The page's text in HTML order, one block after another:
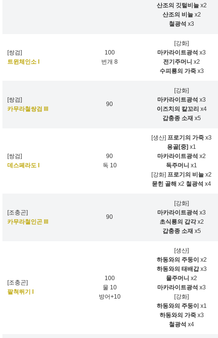
산조의 깃털비늘x2
산조의 비늘x2
철광석 x3
[쌍검]
트윈체인소 I
100
번개 8
[강화]
마카라이트광석 x3
전기주머니 x2
수피룡의 가죽x3
[쌍검]
카무라철쌍검 III
90
[강화]
마카라이트광석 x3
이즈치의 칼꼬리 x4
갑충종 소재 x5
[쌍검]
데스페라도 I
90
독 10
[생산] 프로기의 가죽 x3
용골[중] x1
마카라이트광석 x2
독주머니 x1
[강화] 프로기의 비늘 x2
묻힌 골해 x2 철광석 x4
[조충곤]
카무라철인곤 III
90
[강화]
마카라이트광석 x3
초식룡의 갑각x2
갑충종 소재 x5
[조충곤]
팔척뛰기 I
100
물 10
방어+10
[생산]
하동와의 주둥이 x2
하동와의 태배갑x3
물주머니 x2
마카라이트광석 x3
[강화]
하동와의 주둥이 x1
하동와의 가죽x3
철광석 x4